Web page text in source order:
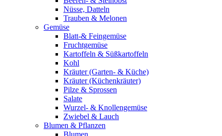
Nüsse, Datteln
Trauben & Melonen
Gemüse
Blatt-& Feingemüse
Fruchtgemüse
Kartoffeln & Süßkartoffeln
Kohl
Kräuter (Garten- & Küche)
Kräuter (Küchenkräuter)
Pilze & Sprossen
Salate
Wurzel- & Knollengemüse
Zwiebel & Lauch
Blumen & Pflanzen
Blumen